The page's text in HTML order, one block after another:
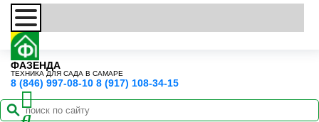
ФАЗЕНДА
ТЕХНИКА ДЛЯ САДА В САМАРЕ
8 (846) 997-08-10 8 (917) 108-34-15